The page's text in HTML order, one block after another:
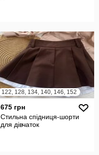
122, 128, 134, 140, 146, 152
675 грн
Стильна спідниця-шорти
для дівчаток